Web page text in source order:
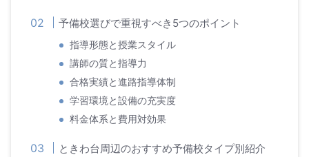
予備校選びで重視すべき5つのポイント
指導形態と授業スタイル
講師の質と指導力
合格実績と進路指導体制
学習環境と設備の充実度
料金体系と費用対効果
ときわ台周辺のおすすめ予備校タイプ別紹介